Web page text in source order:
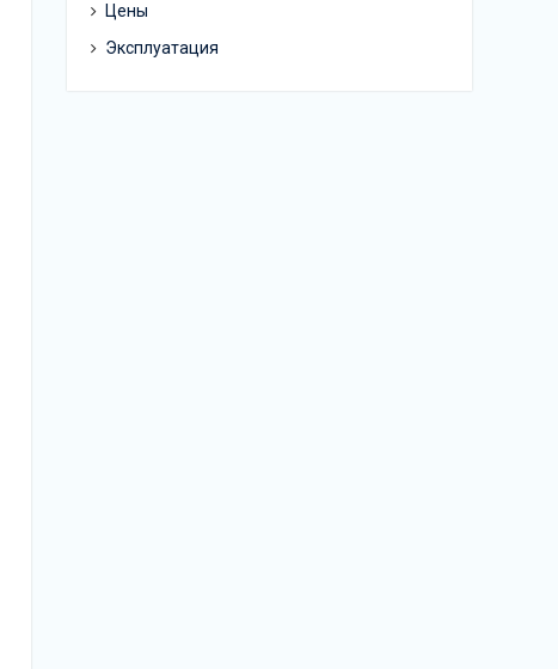
Цены
Эксплуатация